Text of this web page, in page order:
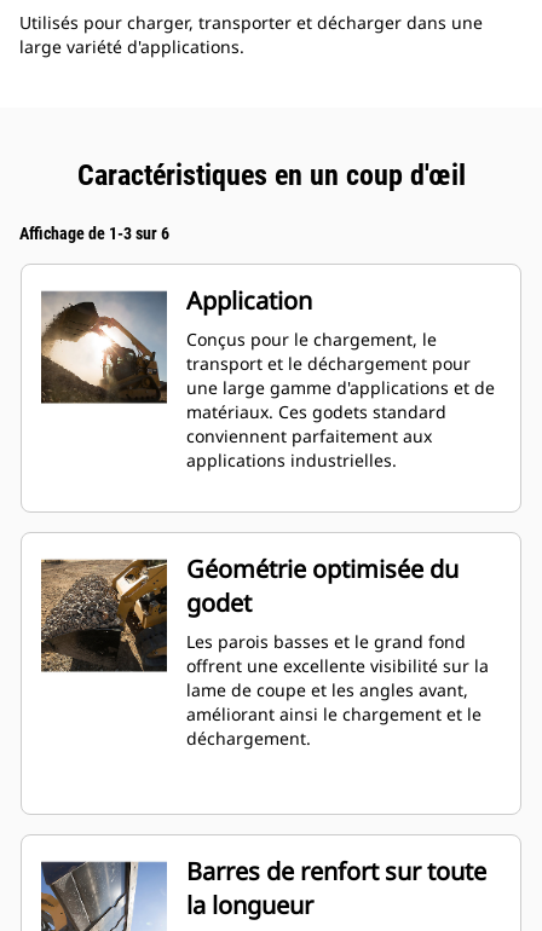
Utilisés pour charger, transporter et décharger dans une
large variété d'applications.
Caractéristiques en un coup d'œil
Affichage de 1-3 sur 6
Application
Conçus pour le chargement, le
transport et le déchargement pour
une large gamme d'applications et de
matériaux. Ces godets standard
conviennent parfaitement aux
applications industrielles.
Géométrie optimisée du
godet
Les parois basses et le grand fond
offrent une excellente visibilité sur la
lame de coupe et les angles avant,
améliorant ainsi le chargement et le
déchargement.
Barres de renfort sur toute
la longueur